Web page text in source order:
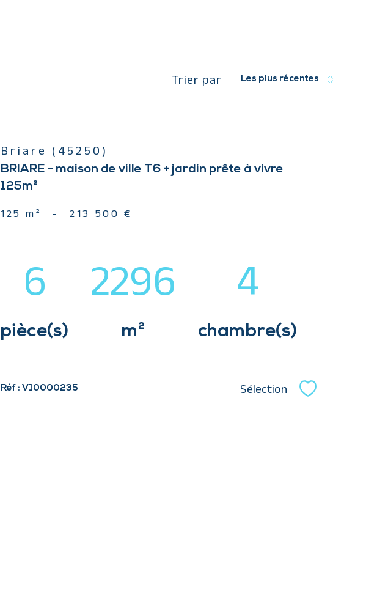
Trier par Les plus récentes
Briare (45250)
BRIARE - maison de ville T6 + jardin prête à vivre
125m²
125 m² - 213 500 €
6
pièce(s)
2296
m²
4
chambre(s)
Réf : V10000235 Sélection